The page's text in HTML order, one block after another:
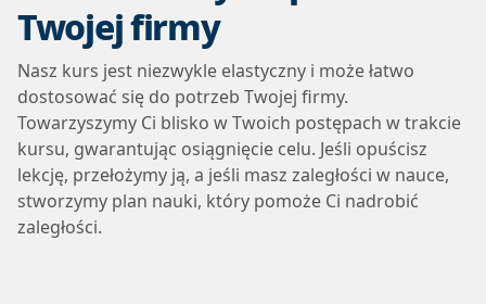
Twojej firmy
Nasz kurs jest niezwykle elastyczny i może łatwo
dostosować się do potrzeb Twojej firmy.
Towarzyszymy Ci blisko w Twoich postępach w trakcie
kursu, gwarantując osiągnięcie celu. Jeśli opuścisz
lekcję, przełożymy ją, a jeśli masz zaległości w nauce,
stworzymy plan nauki, który pomoże Ci nadrobić
zaległości.